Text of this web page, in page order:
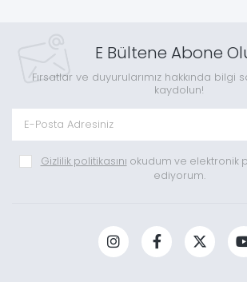
E Bültene Abone
Fırsatlar ve duyurularımız hakkında bilgi
kaydolun!
Gizlilik politikasını okudum ve elektronik
ediyorum.